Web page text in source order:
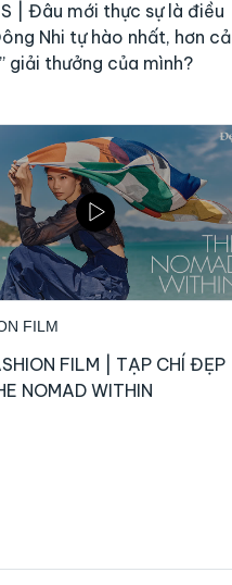
| Đâu mới thực sự là điều
Nhi tự hào nhất, hơn cả
giải thưởng của mình?
FILM
FILM | TẠP CHÍ ĐẸP
NOMAD WITHIN